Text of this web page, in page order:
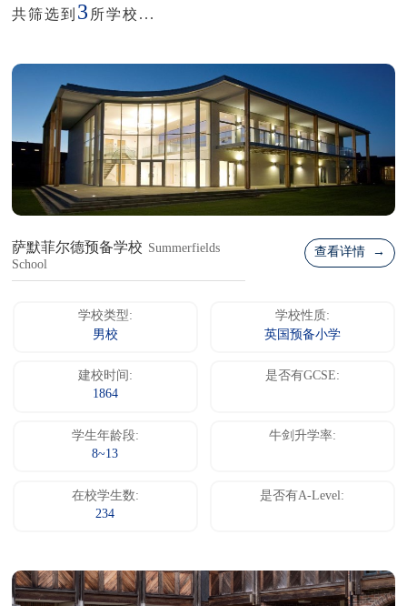
共筛选到 3 所学校...
萨默菲尔德预备学校 Summerfields
School
查看详情 →
学校类型:
男校
学校性质:
英国预备小学
建校时间:
1864
是否有GCSE:
学生年龄段:
8~13
牛剑升学率:
在校学生数:
234
是否有A-Level: